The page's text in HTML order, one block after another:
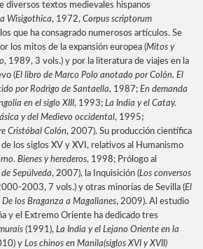
diversos textos medievales hispanos
Wisigothica, 1972,Corpus scriptorum
que ha consagrado numerosos artículos. Se
los mitos de la expansión europea (Mitos y
, 1989, 3 vols.) y por la literatura de viajes en la
(El libro de Marco Polo anotado por Colón. El
por Rodrigo de Santaella, 1987; En demanda
en el siglo XIII, 1993; La India y el Catay.
y del Medievo occidental, 1995;
Cristóbal Colón, 2007). Su producción científica
los siglos XV y XVI, relativos al Humanismo
Bienes y herederos, 1998; Prólogo al
Sepúlveda, 2007), la Inquisición (Los conversos
2003, 7 vols.) y otras minorías de Sevilla (El
los Braganza a Magallanes, 2009). Al estudio
y el Extremo Oriente ha dedicado tres
(1991), La India y el Lejano Oriente en la
y Los chinos en Manila(siglos XVI y XVII)